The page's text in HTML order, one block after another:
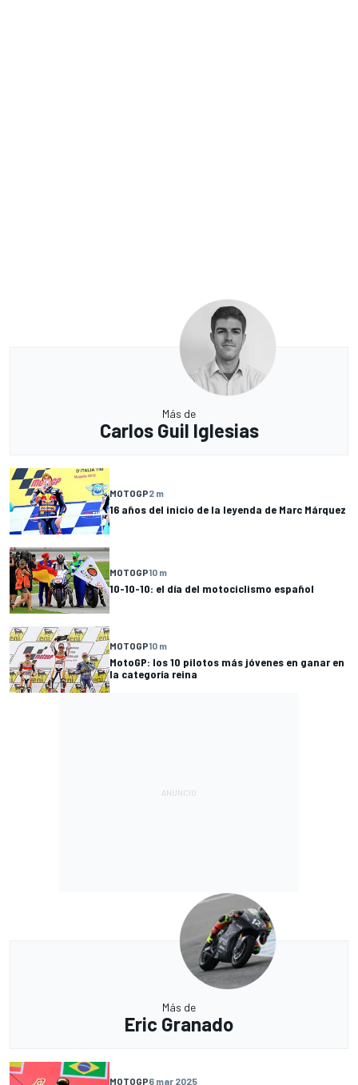
Más de
Carlos Guil Iglesias
MOTOGP2 m
16 años del inicio de la leyenda de Marc Márquez
MOTOGP10 m
10-10-10: el día del motociclismo español
MOTOGP10 m
MotoGP: los 10 pilotos más jóvenes en ganar en
la categoría reina
Más de
Eric Granado
MOTOGP6 mar 2025